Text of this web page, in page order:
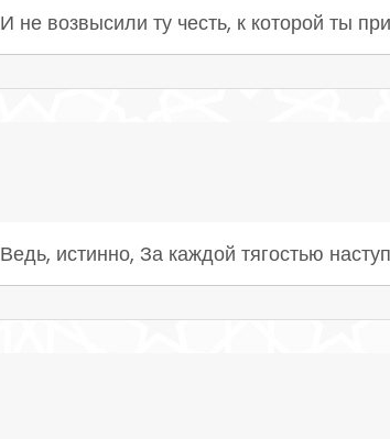
И не возвысили ту честь, к которой ты
Ведь, истинно, За каждой тягостью